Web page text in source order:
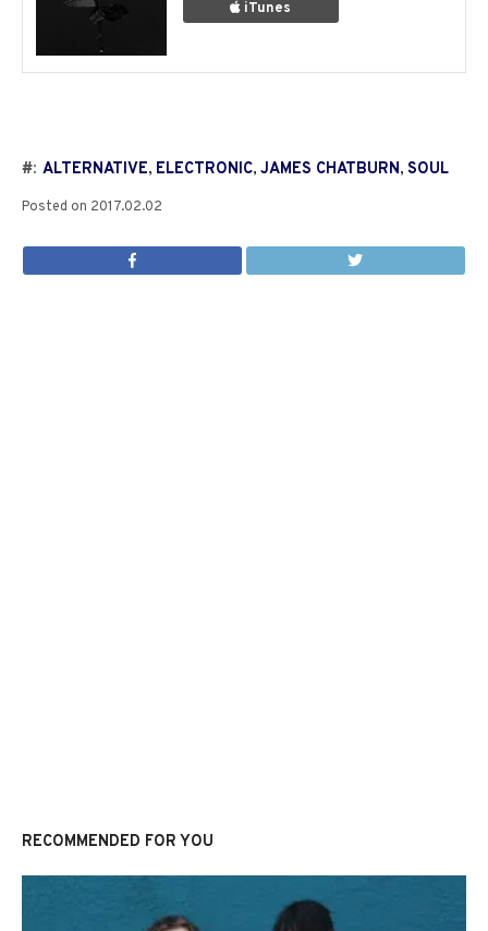
iTunes
#: ALTERNATIVE, ELECTRONIC, JAMES CHATBURN, SOUL
Posted on 2017.02.02
RECOMMENDED FOR YOU